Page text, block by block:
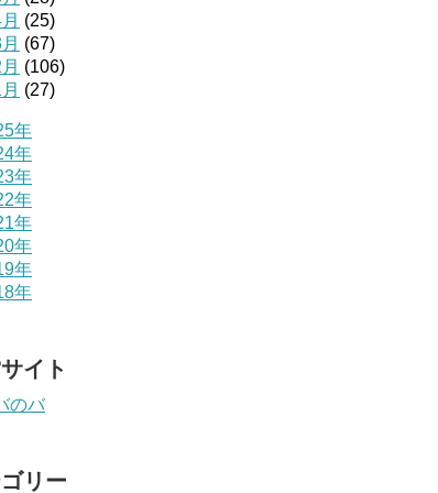
(25)
(67)
(106)
(27)
年
年
年
年
年
年
年
年
イト
のバ
リー